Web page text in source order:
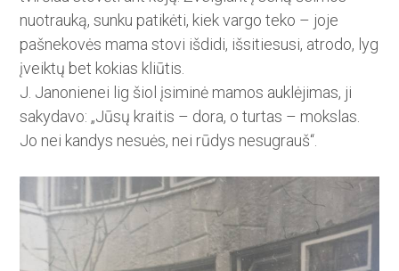
nuotrauką, sunku patikėti, kiek vargo teko – joje
pašnekovės mama stovi išdidi, išsitiesusi, atro­do, lyg
įveiktų bet kokias kliūtis.
J. Janonienei lig šiol įsiminė mamos auklėjimas, ji
sakydavo: „Jūsų kraitis – dora, o turtas – mokslas.
Jo nei kandys nesuės, nei rūdys nesugrauš“.